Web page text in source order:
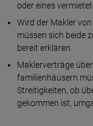
oder eines
Wird der Makler
müssen sich beide
bereit erklären.
Maklerverträge
familien­häusern
Streitig­keiten, ob
gekommen ist,